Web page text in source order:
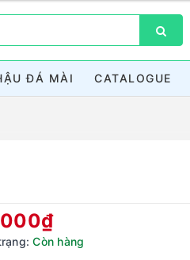
ĐÁ MÀI CATALOGUE
Còn hàng